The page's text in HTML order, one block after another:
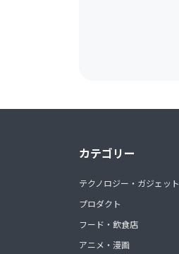
カテゴリー
テクノロジー・ガジェット
プロダクト
フード・飲食店
アニメ・漫画